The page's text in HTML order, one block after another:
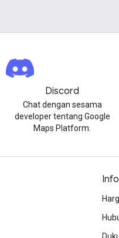
Discord
Chat dengan sesama
developer tentang Google
Maps Platform.